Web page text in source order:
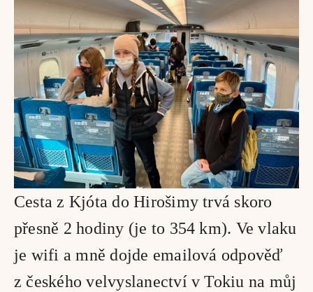
Cesta z Kjóta do Hirošimy trvá skoro
přesně 2 hodiny (je to 354 km). Ve vlaku
je wifi a mně dojde emailová odpověď
z českého velvyslanectví v Tokiu na můj